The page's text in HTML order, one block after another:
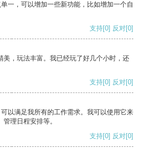
一，可以增加一些新功能，比如增加一个自
支持[0] 反对[0]
美，玩法丰富。我已经玩了好几个小时，还
支持[0] 反对[0]
以满足我所有的工作需求。我可以使用它来
理日程安排等。
支持[0] 反对[0]